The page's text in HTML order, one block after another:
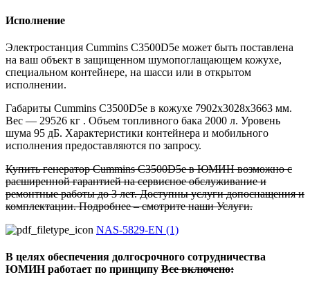
Исполнение
Электростанция Cummins C3500D5e может быть поставлена
на ваш объект в защищенном шумопоглащающем кожухе,
специальном контейнере, на шасси или в открытом
исполнении.
Габариты Cummins C3500D5e в кожухе 7902x3028x3663 мм.
Вес — 29526 кг . Объем топливного бака 2000 л. Уровень
шума 95 дБ. Характеристики контейнера и мобильного
исполнения предоставляются по запросу.
Купить генератор Cummins C3500D5e в ЮМИН возможно с
расширенной гарантией на сервисное обслуживание и
ремонтные работы до 3 лет. Доступны услуги допоснащения и
комплектации. Подробнее – смотрите наши Услуги.
NAS-5829-EN (1)
В целях обеспечения долгосрочного сотрудничества
ЮМИН работает по принципу Все включено: